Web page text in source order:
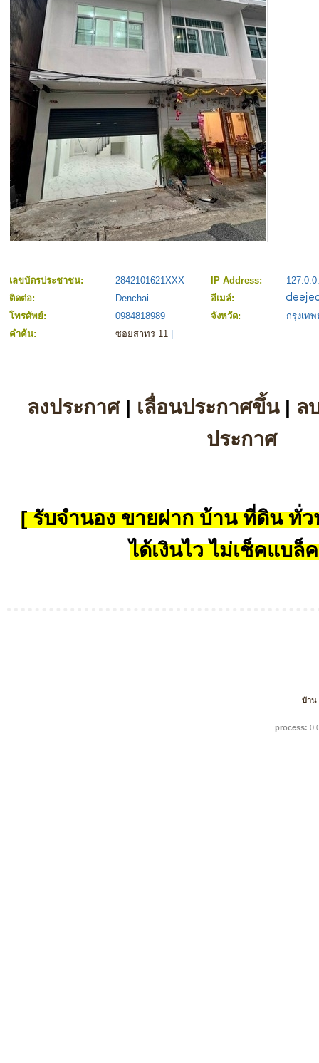
เลขบัตรประชาชน: 2842101621XXX IP Address:
ติดต่อ:
Denchai
อีเมล์:
โทรศัพย์:
0984818989 จังหวัด:
กรุงเท
คำค้น:
ซอยสาทร 11
ลงประกาศ| เลื่อนประกาศขึ้น| ล
ประกาศ
[ รับจำนอง ขายฝาก บ้าน ที่ดิน ทั่ว
ได้เงินไว ไม่เช็คแบล็
บ้าน
process: